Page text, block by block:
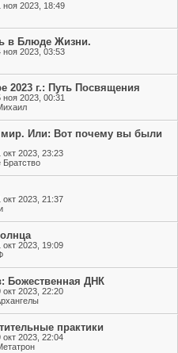
ноя 2023, 18:49
в Блюде Жизни.
ноя 2023, 03:53
2023 г.: Путь Посвящения
ноя 2023, 00:31
мир. Или: Вот почему вы были
окт 2023, 23:23
окт 2023, 21:37
окт 2023, 19:09
Божественная ДНК
окт 2023, 22:20
практики
окт 2023, 22:04